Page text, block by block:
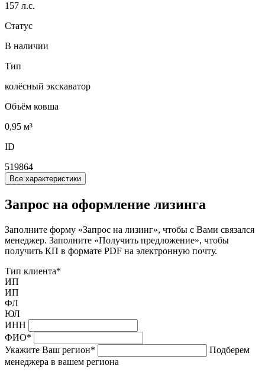
157 л.с.
Статус
В наличии
Тип
колёсный экскаватор
Объём ковша
0,95 м³
ID
519864
Все характеристики
Запрос на оформление лизинга
Заполните форму «Запрос на лизинг», чтобы с Вами связался
менеджер. Заполните «Получить предложение», чтобы
получить КП в формате PDF на электронную почту.
Тип клиента*
ИП
ИП
ФЛ
ЮЛ
ИНН
ФИО*
Укажите Ваш регион*
Подберем
менеджера в вашем региона